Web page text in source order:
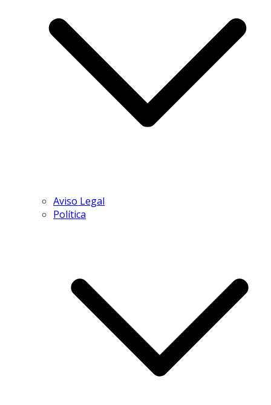
Aviso Legal
Política